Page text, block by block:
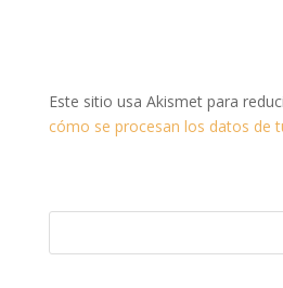
Este sitio usa Akismet para
cómo se procesan los datos de